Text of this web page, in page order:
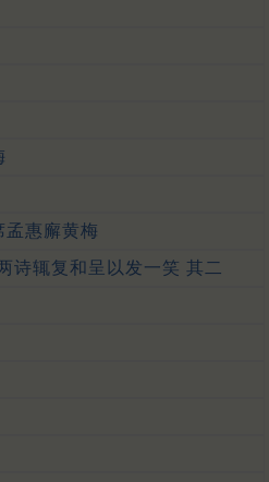
惠廨黄梅
诗辄复和呈以发一笑 其二